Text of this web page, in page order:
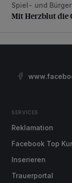
Mit Herzblut die
Spiel- und
Mit Herzblut die
SERVICES
Reklamation
Facebook Top
Inserieren
Trauerportal